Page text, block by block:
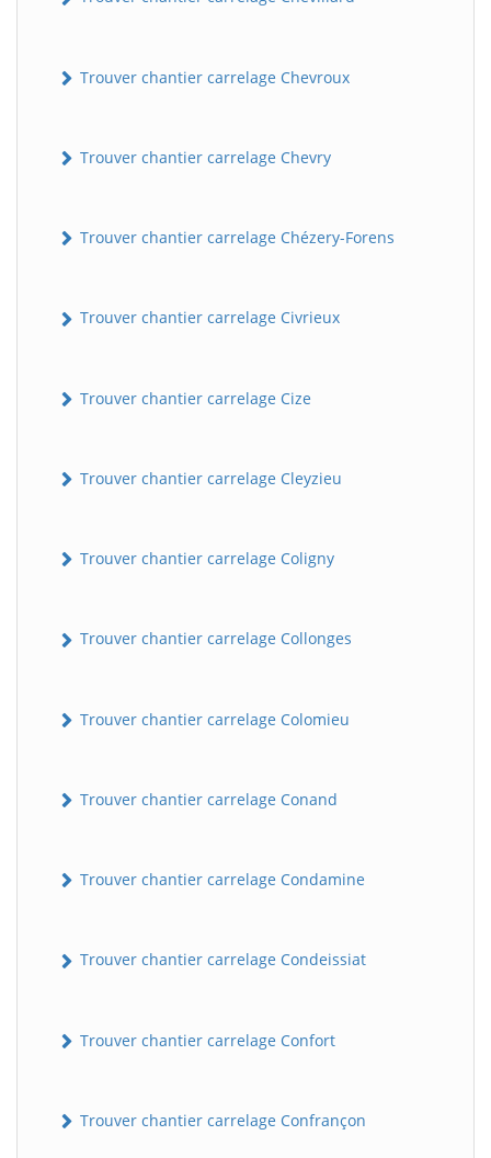
Trouver chantier carrelage Chevroux
Trouver chantier carrelage Chevry
Trouver chantier carrelage Chézery-Forens
Trouver chantier carrelage Civrieux
Trouver chantier carrelage Cize
Trouver chantier carrelage Cleyzieu
Trouver chantier carrelage Coligny
Trouver chantier carrelage Collonges
Trouver chantier carrelage Colomieu
Trouver chantier carrelage Conand
Trouver chantier carrelage Condamine
Trouver chantier carrelage Condeissiat
Trouver chantier carrelage Confort
Trouver chantier carrelage Confrançon
Assistant en ligne